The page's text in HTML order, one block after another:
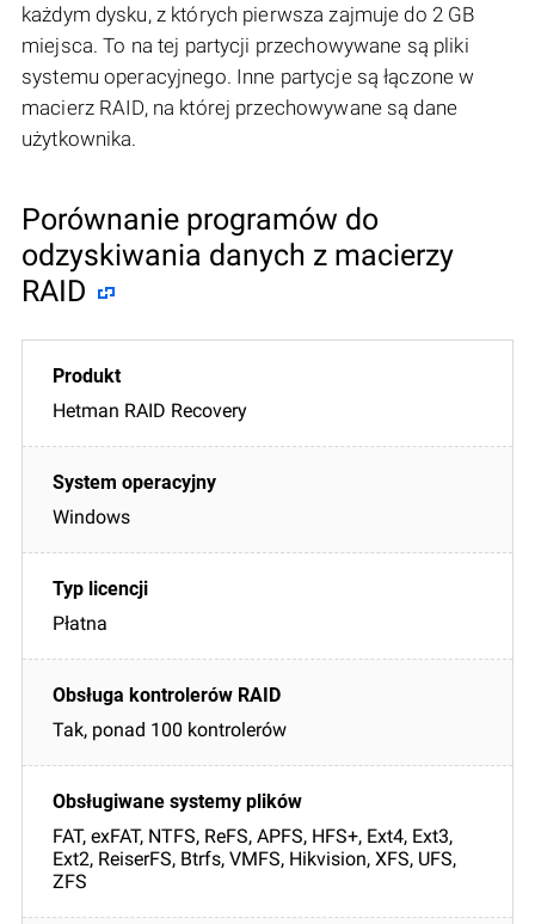
każdym dysku, z których pierwsza zajmuje do 2 GB
miejsca. To na tej partycji przechowywane są pliki
systemu operacyjnego. Inne partycje są łączone w
macierz RAID, na której przechowywane są dane
użytkownika.
Porównanie programów do
odzyskiwania danych z macierzy
RAID
Hetman RAID Recovery
Windows
Płatna
Tak, ponad 100 kontrolerów
FAT, exFAT, NTFS, ReFS, APFS, HFS+, Ext4, Ext3,
Ext2, ReiserFS, Btrfs, VMFS, Hikvision, XFS, UFS,
ZFS